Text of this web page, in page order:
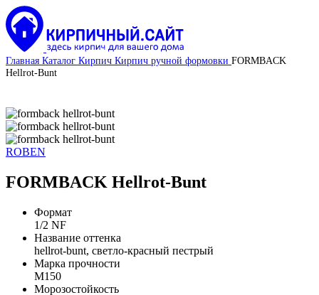
Главная Каталог Кирпич Кирпич ручной формовки FORMBACK
Hellrot-Bunt
ROBEN
FORMBACK Hellrot-Bunt
Формат
1/2 NF
Название оттенка
hellrot-bunt, светло-красный пестрый
Марка прочности
М150
Морозостойкость